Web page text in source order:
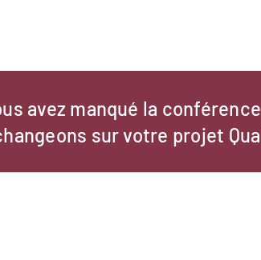
avez manqué la
sur votre projet